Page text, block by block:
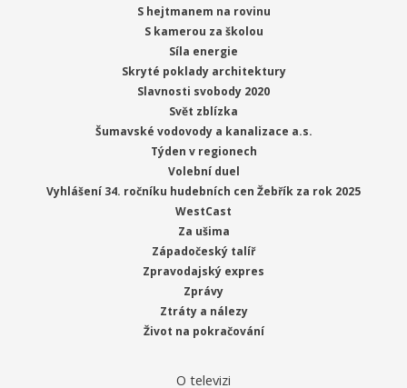
S hejtmanem na rovinu
S kamerou za školou
Síla energie
Skryté poklady architektury
Slavnosti svobody 2020
Svět zblízka
Šumavské vodovody a kanalizace a.s.
Týden v regionech
Volební duel
Vyhlášení 34. ročníku hudebních cen Žebřík za rok 2025
WestCast
Za ušima
Západočeský talíř
Zpravodajský expres
Zprávy
Ztráty a nálezy
Život na pokračování
O televizi